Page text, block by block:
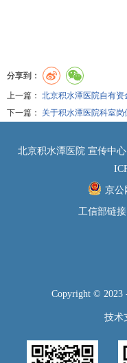
分享到：
上一篇： 北京积水潭医院自有
下一篇：
关于积水潭医院科室
北京积水潭医院 宣传中
京公
工信部链接
Copyright © 2023
技术